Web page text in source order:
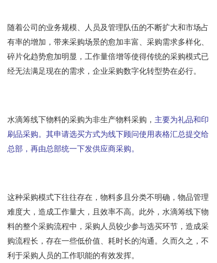
随着公司的业务规模、人员及管理队伍的不断扩大和市场占
有率的增加，带来采购场景的愈加丰富、采购需求多样化、
碎片化趋势愈加明显，工作量倍增等使得传统的采购模式已
经无法满足现在的需求，企业采购数字化转型势在必行。
水滴筹线下物料的采购为非生产物料采购， 主要为礼品和印
刷品采购。其申请选买方式为线下顾问使用表格汇总提交给
总部，再由总部统一下发供应商采购。
这种采购模式下往往存在，物料多且分类不明确，物品管理
难度大，造成工作量大，且效率不高。此外，水滴筹线下物
料的整个采购流程中，采购人员较少参与选买环节，造成采
购流程长，存在一些低价值、耗时长的沟通。久而久之，不
利于采购人员的工作职能的有效发挥。